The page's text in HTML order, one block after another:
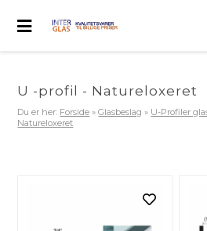
U -profil - Natureloxeret
Du er her: Forside »Glasbeslag » U-Profiler
Natureloxeret